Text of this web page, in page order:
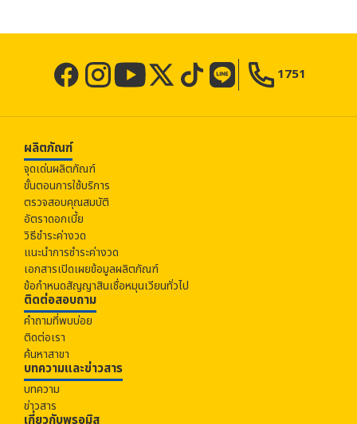
1751
ผลิตภัณฑ์
จุดเด่นผลิตภัณฑ์
ขั้นตอนการใช้บริการ
ตรวจสอบคุณสมบัติ
อัตราดอกเบี้ย
วิธีชำระค่างวด
แนะนำการชำระค่างวด
เอกสารเปิดเผยข้อมูลผลิตภัณฑ์
ข้อกำหนดสัญญาสินเชื่อหมุนเวียนทั่วไป
ติดต่อสอบถาม
คำถามที่พบบ่อย
ติดต่อเรา
ค้นหาสาขา
บทความและข่าวสาร
บทความ
ข่าวสาร
เกี่ยวกับพรอมิส